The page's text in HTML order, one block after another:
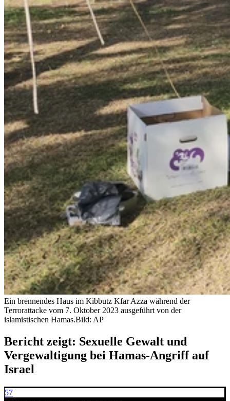
Ein brennendes Haus im Kibbutz Kfar Azza während der
Terrorattacke vom 7. Oktober 2023 ausgeführt von der
islamistischen Hamas.Bild: AP
Bericht zeigt: Sexuelle Gewalt und
Vergewaltigung bei Hamas-Angriff auf
Israel
57